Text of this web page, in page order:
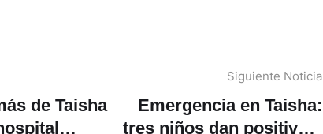
de Taisha
Siguiente Noticia
Emergencia en Taisha:
tres niños dan positivo a